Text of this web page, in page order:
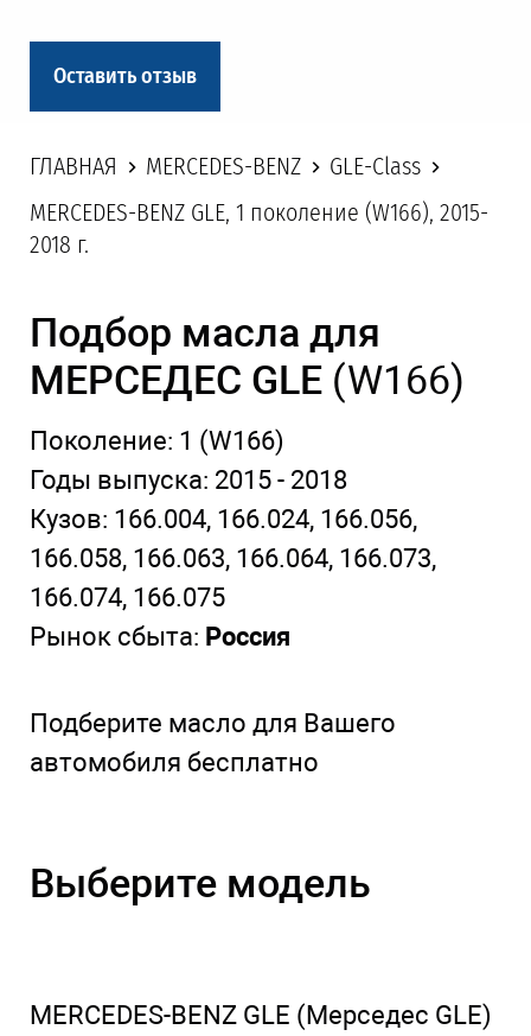
Оставить отзыв
ГЛАВНАЯ MERCEDES-BENZ
GLE-Class
MERCEDES-BENZ GLE, 1 поколение (W166), 2015-
2018 г.
Подбор масла для
МЕРСЕДЕС GLE (W166)
Поколение: 1 (W166)
Годы выпуска: 2015 - 2018
Кузов: 166.004, 166.024, 166.056,
166.058, 166.063, 166.064, 166.073,
166.074, 166.075
Рынок сбыта: Россия
Подберите масло для Вашего
автомобиля бесплатно
Выберите модель
MERCEDES-BENZ GLE (Мерседес GLE)